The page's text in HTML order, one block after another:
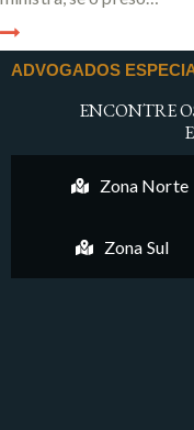
ADVOGADOS
ENCONTRE
Zona Norte
Zona Sul